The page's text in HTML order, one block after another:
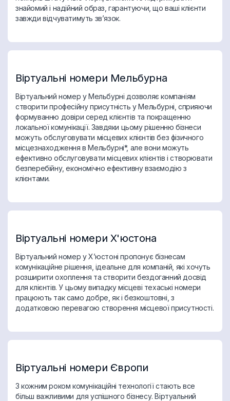
знайомий і надійний образ, гарантуючи, що ваші клієнти
завжди відчуватимуть зв’язок.
Віртуальні номери Мельбурна
Віртуальний номер у Мельбурні дозволяє компаніям
створити професійну присутність у Мельбурні, сприяючи
формуванню довіри серед клієнтів та покращенню
локальної комунікації. Завдяки цьому рішенню бізнеси
можуть обслуговувати місцевих клієнтів без фізичного
місцезнаходження в Мельбурні*, але вони можуть
ефективно обслуговувати місцевих клієнтів і створювати
безперебійну, економічно ефективну взаємодію з
клієнтами.
Віртуальні номери Х'юстона
Віртуальний номер у Х’юстоні пропонує бізнесам
комунікаційне рішення, ідеальне для компаній, які хочуть
розширити охоплення та створити бездоганний досвід
для клієнтів. У цьому випадку місцеві техаські номери
працюють так само добре, як і безкоштовні, з
додатковою перевагою створення місцевої присутності.
Віртуальні номери Європи
З кожним роком комунікаційні технології стають все
більш важливими для успішного бізнесу. Віртуальний